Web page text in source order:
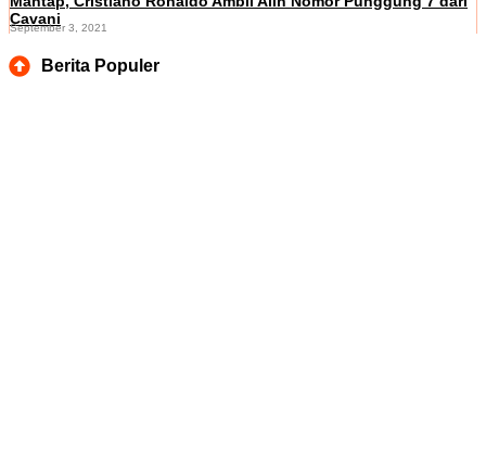
Cavani
September 3, 2021
Berita Populer